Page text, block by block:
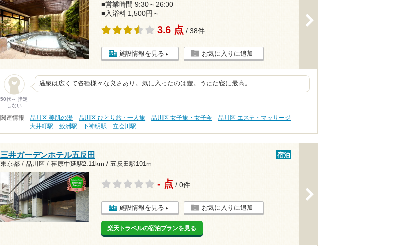
■営業時間 9:30～26:00
■入浴料 1,500円～
3.6 点 / 38件
施設情報を見る お気に入りに追加
50代～ 指定
しない
温泉は広くて各種様々な良さあり。気に入ったのは壺。うたた寝に最高。
関連情報 品川区 美肌の湯 品川区 ひとり旅・一人旅 品川区 女子旅・女子会
品川区 エステ・マッサージ
大井町駅
鮫洲駅 下神明駅 立会川駅
三井ガーデンホテル五反田
東京都 / 品川区 / 荏原中延駅2.11km / 五反田駅191m
宿泊
- 点 / 0件
施設情報を見る お気に入りに追加
楽天トラベルの宿泊プランを見る